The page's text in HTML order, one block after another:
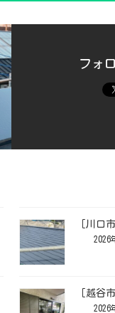
フォ
［川口
2026
［越谷
2026